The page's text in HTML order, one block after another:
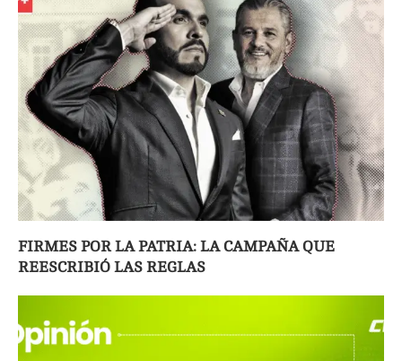
FIRMES POR LA PATRIA: LA CAMPAÑA QUE
REESCRIBIÓ LAS REGLAS